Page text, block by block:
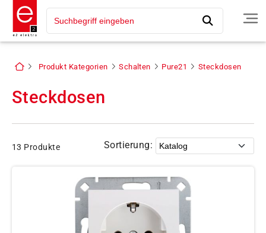
Produkt Kategorien Schalten Pure21 Steckdosen
Steckdosen
13 Produkte Sortierung: